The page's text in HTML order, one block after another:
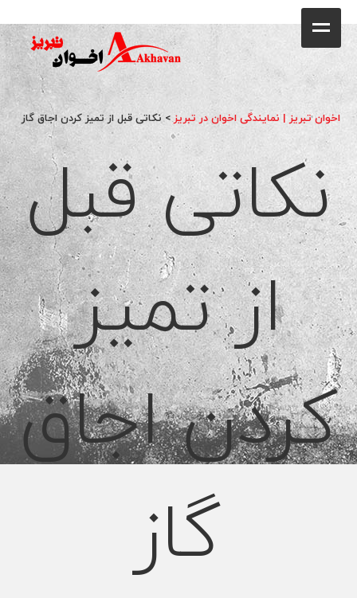
فروشگاه
محصولات
جشنواره فروش ویژه
کاتالوگ
گالری
وبلاگ
تماس با ما
اخوان تبریز | نمایندگی اخوان در تبریز>نکاتی قبل از تمیز کردن اجاق گاز
نکاتی قبل
از تمیز
کردن اجاق
گاز